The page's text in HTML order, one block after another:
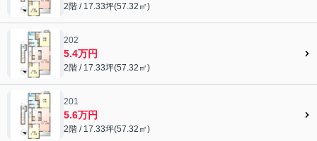
2階 / 17.33坪(57.32㎡)
202
5.4万円
2階 / 17.33坪(57.32㎡)
201
5.6万円
2階 / 17.33坪(57.32㎡)